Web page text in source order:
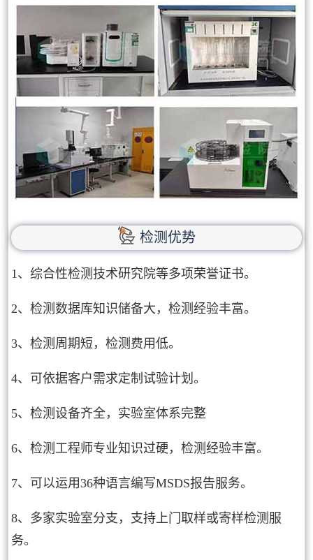
检测优势
1、综合性检测技术研究院等多项荣誉证书。
2、检测数据库知识储备大，检测经验丰富。
3、检测周期短，检测费用低。
4、可依据客户需求定制试验计划。
5、检测设备齐全，实验室体系完整
6、检测工程师专业知识过硬，检测经验丰富。
7、可以运用36种语言编写MSDS报告服务。
8、多家实验室分支，支持上门取样或寄样检测服
务。